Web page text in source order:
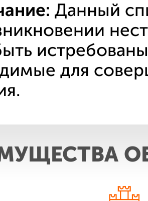
Данный
для